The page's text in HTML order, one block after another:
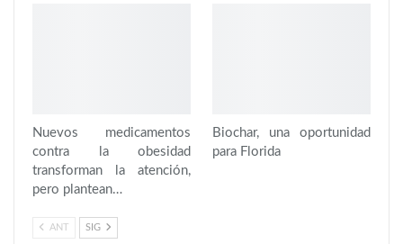
Nuevos medicamentos
contra la obesidad
transforman la atención,
pero plantean…
Biochar, una oportunidad
para Florida
ANT SIG